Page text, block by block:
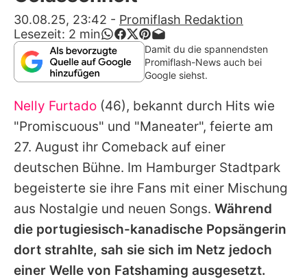
Lifestyle
Familie & Liebe
Promiflash Exklusiv
Alle Themen auf Promiflash
Jobs
App runterladen
Team
Redaktionelle Richtlinien
Impressum
30.08.25, 23:42 - Promiflash Redaktion
Lesezeit: 2 min
Damit du die spannendsten
Promiflash-News auch bei
Google siehst.
Nelly Furtado (46), bekannt durch Hits wie
"Promiscuous" und "Maneater", feierte am
27. August ihr Comeback auf einer
deutschen Bühne. Im Hamburger Stadtpark
begeisterte sie ihre Fans mit einer Mischung
aus Nostalgie und neuen Songs. Während
die portugiesisch-kanadische Popsängerin
dort strahlte, sah sie sich im Netz jedoch
einer Welle von Fatshaming ausgesetzt.